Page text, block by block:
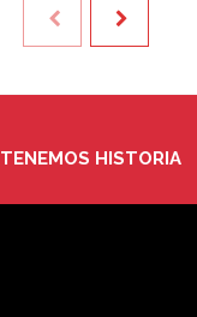
TENEMOS HISTORIA